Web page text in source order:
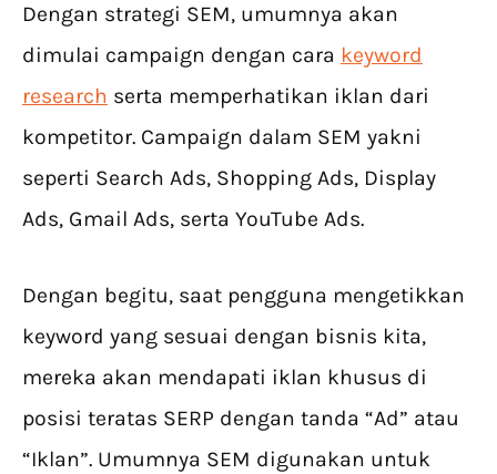
Dengan strategi SEM, umumnya akan
dimulai campaign dengan cara keyword
research serta memperhatikan iklan dari
kompetitor. Campaign dalam SEM yakni
seperti Search Ads, Shopping Ads, Display
Ads, Gmail Ads, serta YouTube Ads.
Dengan begitu, saat pengguna mengetikkan
keyword yang sesuai dengan bisnis kita,
mereka akan mendapati iklan khusus di
posisi teratas SERP dengan tanda “Ad” atau
“Iklan”. Umumnya SEM digunakan untuk